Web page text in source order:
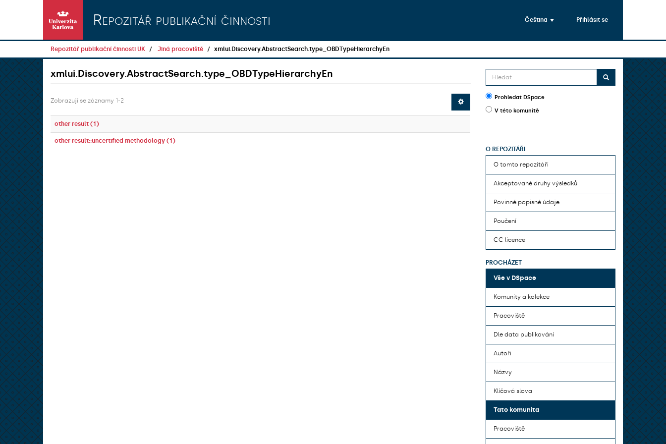
Repozitář publikační činnosti Čeština Přihlásit se
Repozitář publikační činnosti UK Jiná pracoviště xmlui.Discovery.AbstractSearch.type_OBDTypeHierarchyEn
xmlui.Discovery.AbstractSearch.type_OBDTypeHierarchyEn
Zobrazují se záznamy 1-2
other result (1)
other result::uncertified methodology (1)
Prohledat DSpace
V této komunitě
O REPOZITÁŘI
O tomto repozitáři
Akceptované druhy výsledků
Povinné popisné údaje
Poučení
CC licence
PROCHÁZET
Vše v DSpace
Komunity a kolekce
Pracoviště
Dle data publikování
Autoři
Názvy
Klíčová slova
Tato komunita
Pracoviště